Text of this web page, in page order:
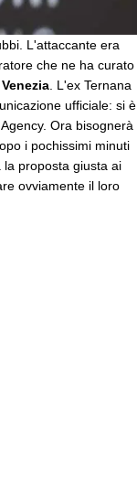
L'attaccante era
che ne ha curato
Venezia . L'ex Ternana
ufficiale: si è
Ora bisognerà
i pochissimi minuti
proposta giusta ai
ovviamente il loro